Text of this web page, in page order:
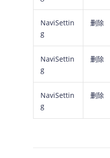
NaviSettin
g
删除
NaviSettin
g
删除
NaviSettin
g
删除